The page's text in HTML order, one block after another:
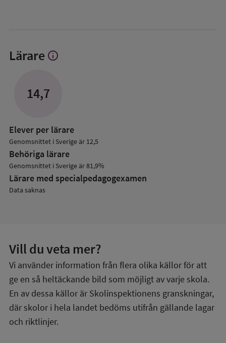
Lärare Visa
info
14,7
Elever per lärare
Genomsnittet i Sverige är 12,5
Behöriga lärare
Genomsnittet i Sverige är 81,9%
Lärare med specialpedagog­examen
Data saknas
Vill du veta mer?
Vi använder information från flera olika källor för att
ge en så heltäckande bild som möjligt av varje skola.
En av dessa källor är Skolinspektionens granskningar,
där skolor i hela landet bedöms utifrån gällande lagar
och riktlinjer.